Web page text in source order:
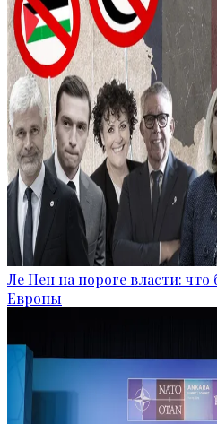
Ле Пен на пороге власти: что
Европы